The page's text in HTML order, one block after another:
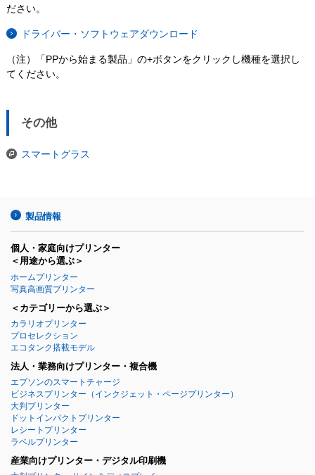
ださい。
ドライバー・ソフトウェアダウンロード
（注）「PPから始まる製品」の+ボタンをクリックし機種を選択し
てください。
その他
スマートグラス
製品情報
個人・家庭向けプリンター
＜用途から選ぶ＞
ホームプリンター
写真高画質プリンター
＜カテゴリーから選ぶ＞
カラリオプリンター
プロセレクション
エコタンク搭載モデル
法人・業務向けプリンター・複合機
エプソンのスマートチャージ
ビジネスプリンター （インクジェット・ページプリンター）
大判プリンター
ドットインパクトプリンター
レシートプリンター
ラベルプリンター
産業向けプリンター・デジタル印刷機